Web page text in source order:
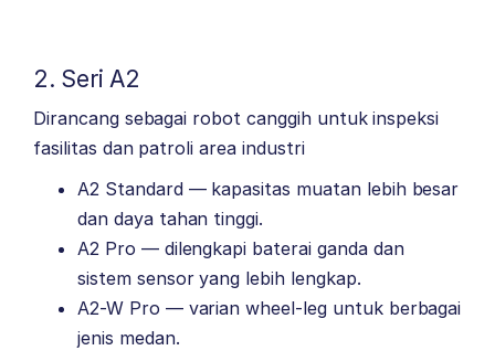
2. Seri A2
Dirancang sebagai robot canggih untuk inspeksi
fasilitas dan patroli area industri
A2 Standard — kapasitas muatan lebih besar
dan daya tahan tinggi.
A2 Pro — dilengkapi baterai ganda dan
sistem sensor yang lebih lengkap.
A2-W Pro — varian wheel-leg untuk berbagai
jenis medan.